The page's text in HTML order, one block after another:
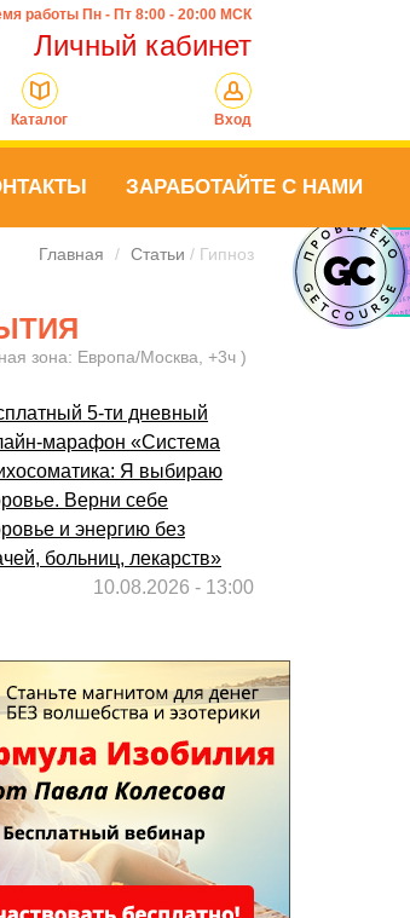
работы Пн - Пт 8:00 - 20:00 МСК
Личный кабинет
Каталог Вход
ЗАРАБОТАЙТЕ С НАМИ
Главная / Статьи / Гипноз
зона: Европа/Москва, +3ч )
5-ти дневный
марафон «Система
Я выбираю
Верни себе
и энергию без
больниц, лекарств»
10.08.2026 - 13:00